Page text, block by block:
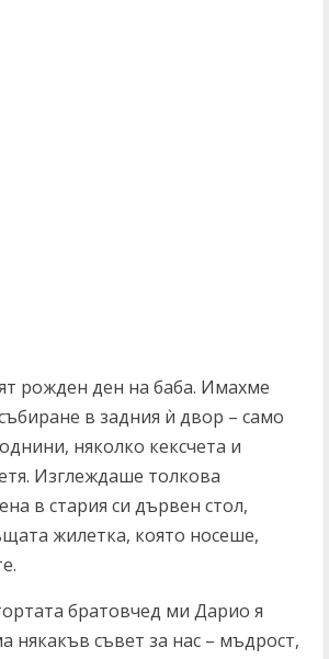
рожден ден на баба. Имахме
в задния ѝ двор – само
няколко кексчета и
Изглеждаше толкова
в стария си дървен стол,
жилетка, която носеше,
братовчед ми Дарио я
някакъв съвет за нас – мъдрост,